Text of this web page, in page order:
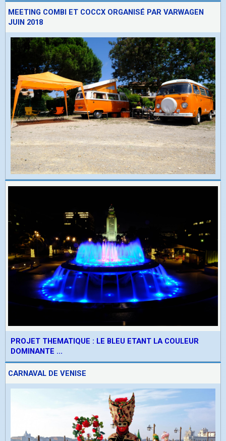
MEETING COMBI ET COCCX ORGANISÉ PAR VARWAGEN
JUIN 2018
PROJET THEMATIQUE : LE BLEU ETANT LA COULEUR
DOMINANTE ...
CARNAVAL DE VENISE